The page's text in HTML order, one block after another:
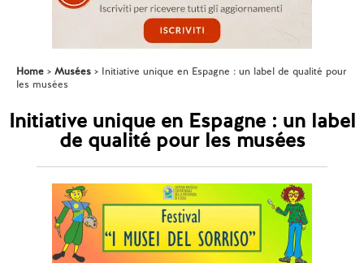
Home Musées
Initiative unique en Espagne : un label de qualité pour
les musées
Initiative unique en Espagne : un label
de qualité pour les musées